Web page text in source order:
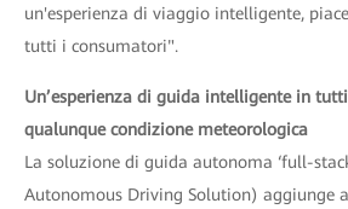
un'esperienza di viaggio intelligente,
tutti i consumatori".
Un’esperienza di guida intelligente in
qualunque condizione meteorologica
La soluzione di guida autonoma ‘full-
Autonomous Driving Solution) aggiunge